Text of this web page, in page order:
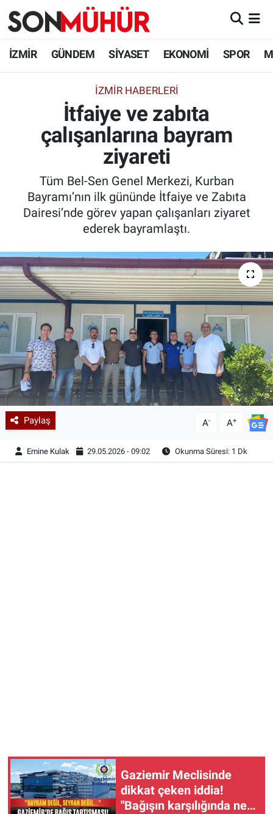
İZMİR GÜNDEM SİYASET EKONOMİ SPOR
İZMIR HABERLERI
İtfaiye ve zabıta
çalışanlarına bayram
ziyareti
Tüm Bel-Sen Genel Merkezi, Kurban
Bayramı’nın ilk gününde İtfaiye ve Zabıta
Dairesi’nde görev yapan çalışanları ziyaret
ederek bayramlaştı.
Paylaş A- A+
Emine Kulak 29.05.2026 - 09:02 Okunma Süresi: 1 Dk
Gaziemir Meclisinde
dikkat çeken iddia!
"Bağışın karşılığında ne
İzmir Nöbetçi Eczaneler
İzmir Namaz Vakitleri
İzmir Trafik Yoğunluk Haritası
Süper Lig Puan Durumu ve Fikstür
Tüm Manşetler
Son Dakika Haberleri
Haber Arşivi